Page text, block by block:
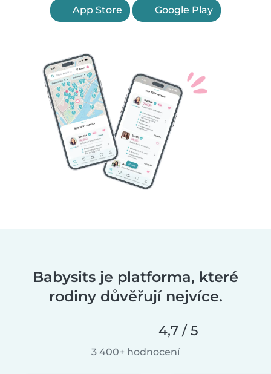
App Store Google Play
Babysits je platforma, které
rodiny důvěřují nejvíce.
4,7 / 5
3 400+ hodnocení